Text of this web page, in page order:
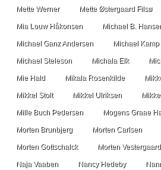
Mette Werner Mette Østergaard Filsø
Mia Louw Håkonsen Michael B.
Michael Ganz Andersen Michael Kamp
Michael Steleson Michala Elk
Mie Hald Mikala Rosenkilde
Mikkel Stolt Mikkel Ulriksen
Mille Buch Pedersen Mogens Graae
Morten Brunbjerg Morten Carlsen
Morten Gottschalck Morten Vestergaard
Naja Vaaben Nancy Hedeby